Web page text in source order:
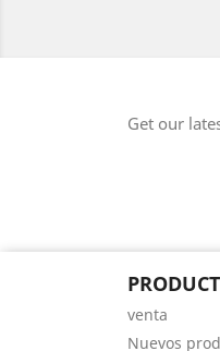
Get our
venta
Nuevos